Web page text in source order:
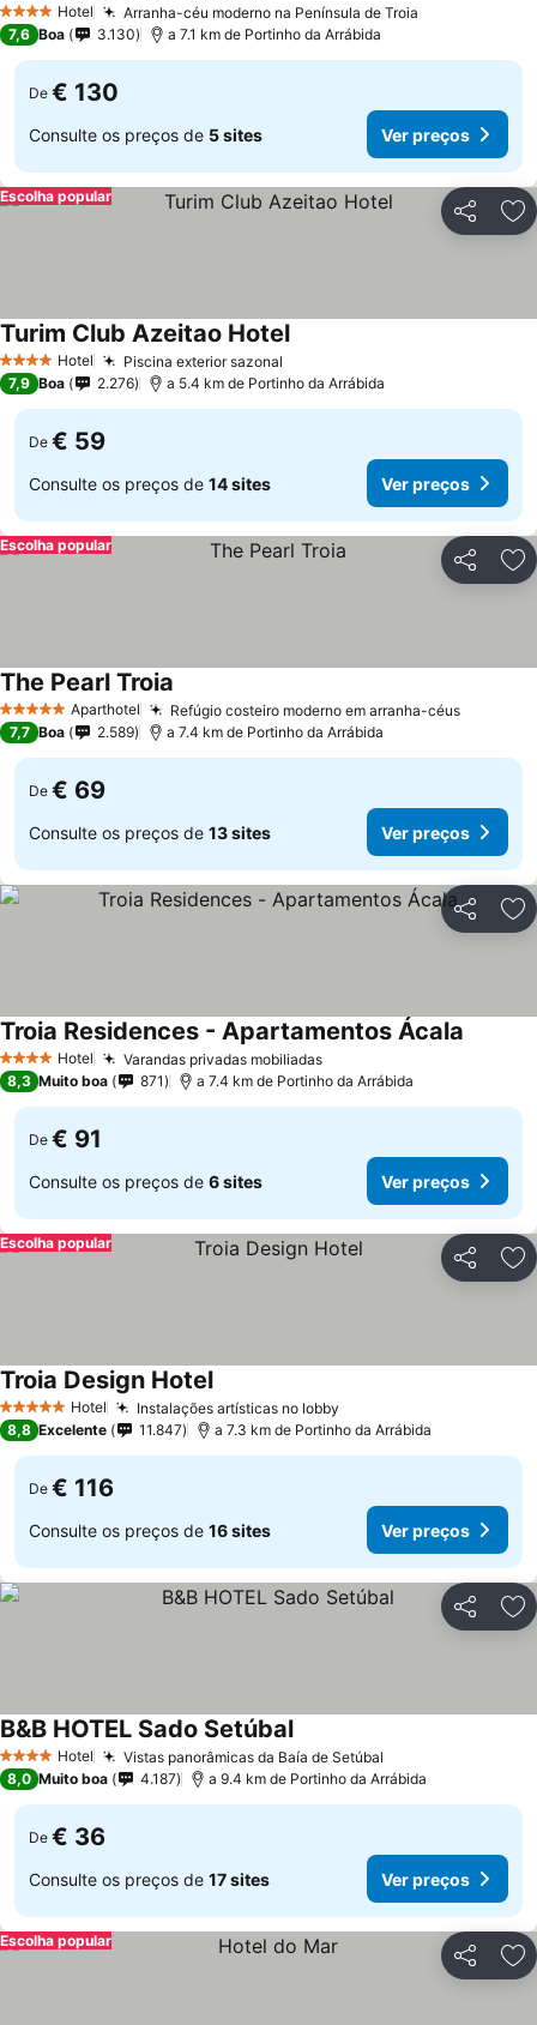
4 EstrelasHotel Arranha-céu moderno na Península de Troia
7,6 Boa 3.130 a 7.1 km de Portinho da Arrábida
De € 130
Consulte os preços de 5 sites Ver preços
Partilhar
Escolha popular
4 EstrelasHotel Piscina exterior sazonal
Turim Club Azeitao HotelVer preços
7,9 Boa 2.276 a 5.4 km de Portinho da Arrábida
De € 59
Consulte os preços de 14 sites Ver preços
Partilhar
Escolha popular
5 Estrelas Aparthotel Refúgio costeiro moderno em arranha-céusVer
The Pearl Troia
7,7 Boa 2.589 a 7.4 km de Portinho da Arrábida
De € 69
Consulte os preços de 13 sites Ver preços
Partilhar
4 EstrelasHotel Varandas privadas mobiliadasVer preços
Troia Residences - Apartamentos Ácala
8,3 Muito boa 871 a 7.4 km de Portinho da Arrábida
De € 91
Consulte os preços de 6 sites Ver preços
Partilhar
Escolha popular
5 Estrelas Hotel Instalações artísticas no lobby
Troia Design HotelVer preços
8,8 Excelente 11.847 a 7.3 km de Portinho da Arrábida
De € 116
Consulte os preços de 16 sites Ver preços
Partilhar
4 EstrelasHotel Vistas panorâmicas da Baía de Setúbal
B&B HOTEL Sado SetúbalVer preços
8,0 Muito boa 4.187 a 9.4 km de Portinho da Arrábida
De € 36
Consulte os preços de 17 sites Ver preços
Partilhar
Escolha popular